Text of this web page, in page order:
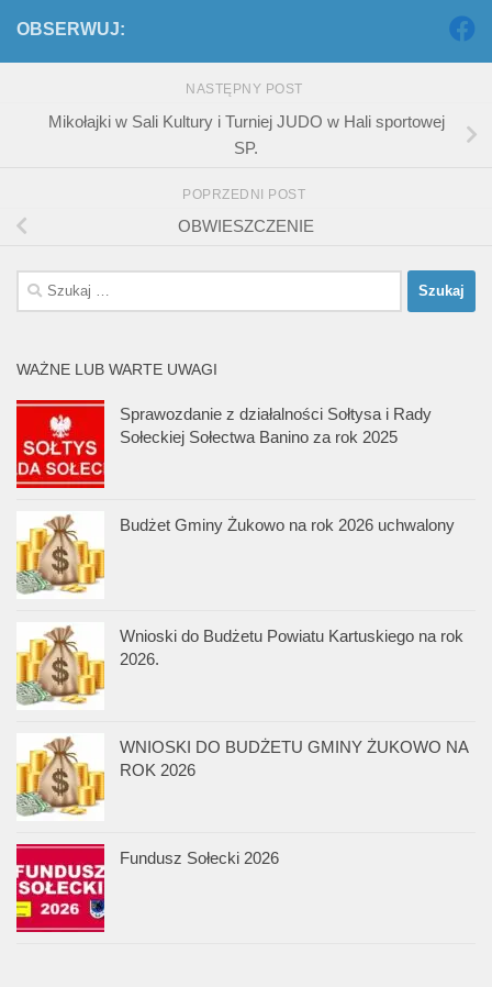
OBSERWUJ:
NASTĘPNY POST
Mikołajki w Sali Kultury i Turniej JUDO w Hali sportowej
SP.
POPRZEDNI POST
OBWIESZCZENIE
Szukaj:
WAŻNE LUB WARTE UWAGI
Sprawozdanie z działalności Sołtysa i Rady
Sołeckiej Sołectwa Banino za rok 2025
Budżet Gminy Żukowo na rok 2026 uchwalony
Wnioski do Budżetu Powiatu Kartuskiego na rok
2026.
WNIOSKI DO BUDŻETU GMINY ŻUKOWO NA
ROK 2026
Fundusz Sołecki 2026